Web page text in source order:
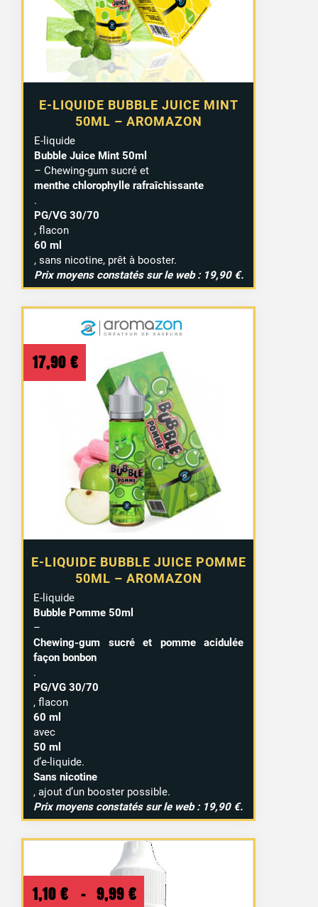
E-LIQUIDE BUBBLE JUICE MINT
50ML – AROMAZON
E-liquide
Bubble Juice Mint 50ml
– Chewing-gum sucré et
menthe chlorophylle rafraîchissante
.
PG/VG 30/70
, flacon
60 ml
, sans nicotine, prêt à booster.
Prix moyens constatés sur le web : 19,90 €.
E-LIQUIDE BUBBLE JUICE POMME
50ML – AROMAZON
17,90 €
E-liquide
Bubble Pomme 50ml
–
Chewing-gum sucré et pomme acidulée
façon bonbon
.
PG/VG 30/70
, flacon
60 ml
avec
50 ml
d’e-liquide.
Sans nicotine
, ajout d’un booster possible.
Prix moyens constatés sur le web : 19,90 €.
1,10 € – 9,99 €
Plage